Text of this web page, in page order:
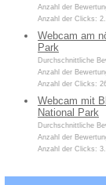
Anzahl der
Anzahl der Clicks:
Webcam am
Park
Durchschnittliche
Anzahl der
Anzahl der Clicks:
Webcam mit
National Park
Durchschnittliche
Anzahl der
Anzahl der Clicks: